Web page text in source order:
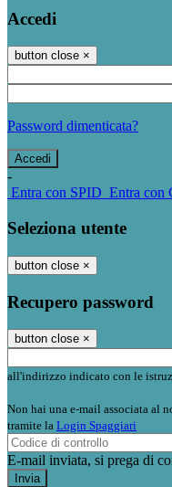
Accedi
button close ×
Password dimenticata?
-
Entra con SPID Entra con
Seleziona utente
button close ×
Recupero password
button close ×
all'indirizzo indicato con le
Non hai una e-mail associata al
tramite la Login Spaggiari
E-mail inviata, si prega di